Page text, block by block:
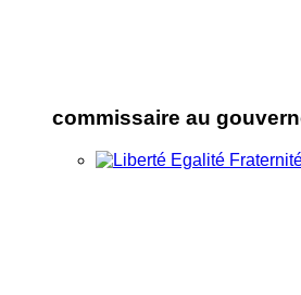
commissaire au